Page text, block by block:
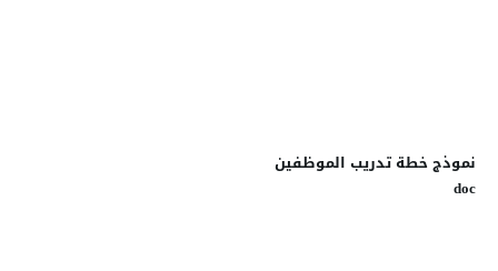
نموذج خطة تدريب الموظفين
doc